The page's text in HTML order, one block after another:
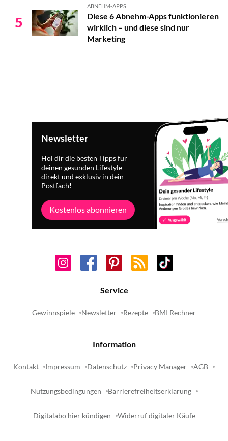
5
ABNEHM-APPS
Diese 6 Abnehm-Apps funktionieren
wirklich – und diese sind nur
Marketing
Newsletter
Hol dir die besten Tipps für
deinen gesunden Lifestyle –
direkt und exklusiv in dein
Postfach!
Kostenlos abonnieren
Service
Gewinnspiele Newsletter Rezepte BMI Rechner
Information
Kontakt Impressum Datenschutz Privacy Manager AGB
Nutzungsbedingungen Barrierefreiheitserklärung
Digitalabo hier kündigen Widerruf digitaler Käufe